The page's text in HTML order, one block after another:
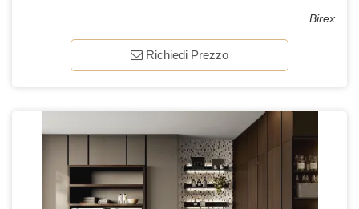
Birex
Richiedi Prezzo